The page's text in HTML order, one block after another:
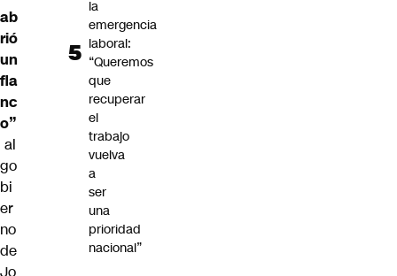
ab
rió
un
fla
nc
o”
al
go
bi
er
no
de
Jo
la
emergencia
laboral:
“Queremos
que
recuperar
el
trabajo
vuelva
a
ser
una
prioridad
nacional”